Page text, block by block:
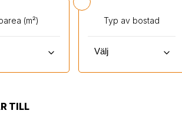
(m²)
keyboard_arrow_down
Typ av bostad
keyboard_arrow_down
TILL